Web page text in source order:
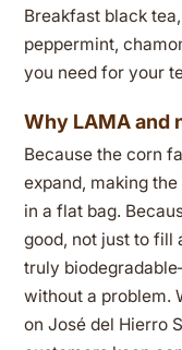
Breakfast black
peppermint,
you need for your
Why LAMA and
Because the corn
expand, making
in a flat bag.
good, not just to fill
truly
without a problem.
on José del Hierro